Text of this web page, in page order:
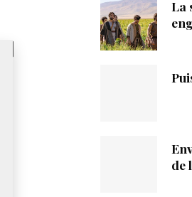
compte
d'adresse
La
de